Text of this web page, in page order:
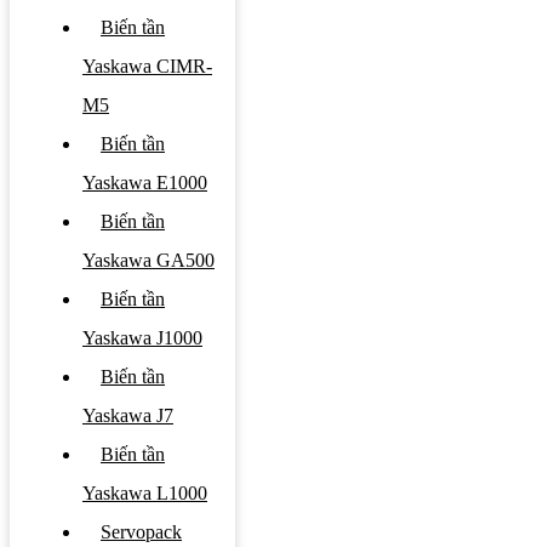
Biến tần
Yaskawa CIMR-
M5
Biến tần
Yaskawa E1000
Biến tần
Yaskawa GA500
Biến tần
Yaskawa J1000
Biến tần
Yaskawa J7
Biến tần
Yaskawa L1000
Servopack